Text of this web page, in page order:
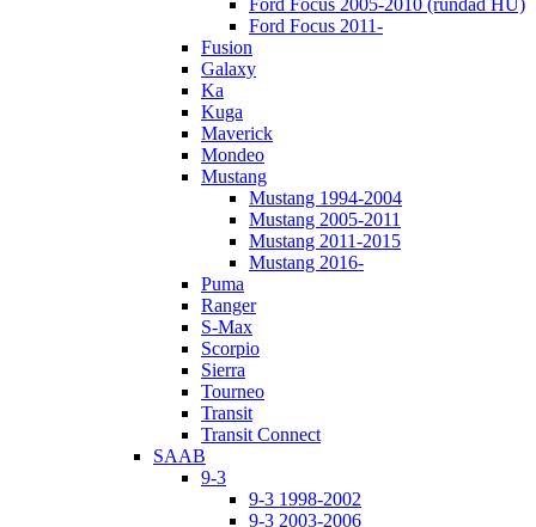
Ford Focus 2011-
Fusion
Galaxy
Ka
Kuga
Maverick
Mondeo
Mustang
Mustang 1994-2004
Mustang 2005-2011
Mustang 2011-2015
Mustang 2016-
Puma
Ranger
S-Max
Scorpio
Sierra
Tourneo
Transit
Transit Connect
SAAB
9-3
9-3 1998-2002
9-3 2003-2006